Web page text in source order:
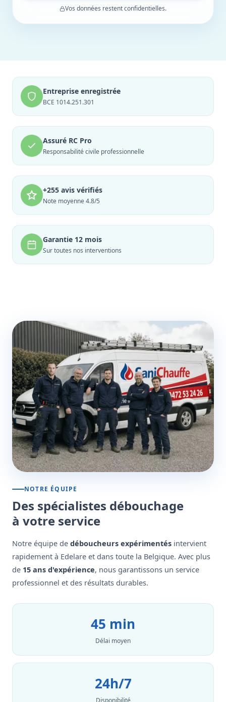
Vos données restent confidentielles.
Entreprise enregistrée
BCE 1014.251.301
Assuré RC Pro
Responsabilité civile professionnelle
+255 avis vérifiés
Note moyenne 4.8/5
Garantie 12 mois
Sur toutes nos interventions
NOTRE ÉQUIPE
Des spécialistes débouchage
à votre service
Notre équipe de déboucheurs expérimentés intervient
rapidement à Edelare et dans toute la Belgique. Avec plus
de 15 ans d'expérience, nous garantissons un service
professionnel et des résultats durables.
45 min
Délai moyen
24h/7
Disponibilité